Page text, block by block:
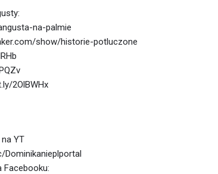
na-palmie
show/historie-potluczone
2OlBWHx
YT
Facebooku: